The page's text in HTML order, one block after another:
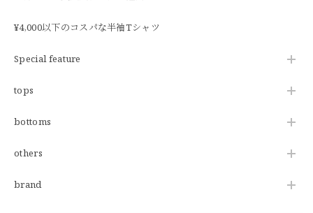
¥4,000以下のコスパな半袖Tシャツ
Special feature
tops
bottoms
others
brand